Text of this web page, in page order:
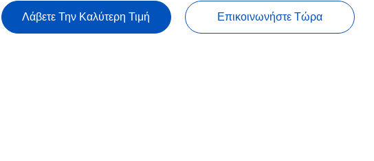
Λάβετε Την Καλύτερη Τιμή Επικοινωνήστε Τώρα